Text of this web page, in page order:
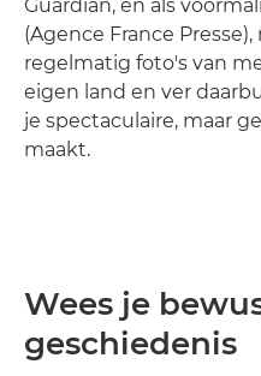
Guardian, en als
(Agence France
regelmatig foto's van
eigen land en ver
je spectaculaire, maar
maakt.
Wees je
geschiedenis